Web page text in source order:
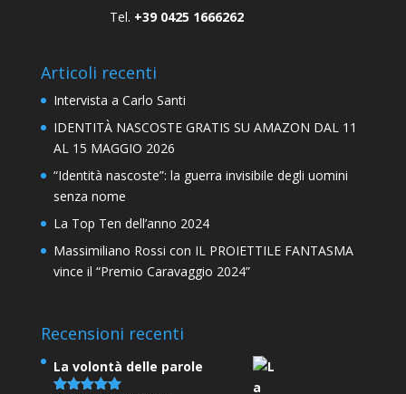
Tel. +39 0425 1666262
Articoli recenti
Intervista a Carlo Santi
IDENTITÀ NASCOSTE GRATIS SU AMAZON DAL 11
AL 15 MAGGIO 2026
“Identità nascoste”: la guerra invisibile degli uomini
senza nome
La Top Ten dell’anno 2024
Massimiliano Rossi con IL PROIETTILE FANTASMA
vince il “Premio Caravaggio 2024”
Recensioni recenti
La volontà delle parole